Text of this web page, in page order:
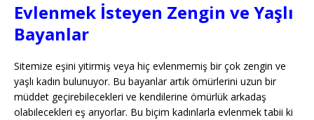
Evlenmek İsteyen Zengin ve Yaşlı
Bayanlar
Sitemize eşini yitirmiş veya hiç evlenmemiş bir çok zengin ve
yaşlı kadın bulunuyor. Bu bayanlar artık ömürlerini uzun bir
müddet geçirebilecekleri ve kendilerine ömürlük arkadaş
olabilecekleri eş arıyorlar. Bu biçim kadınlarla evlenmek tabii ki